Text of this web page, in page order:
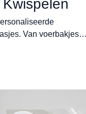
Van voerbakjes,
mens én dier.